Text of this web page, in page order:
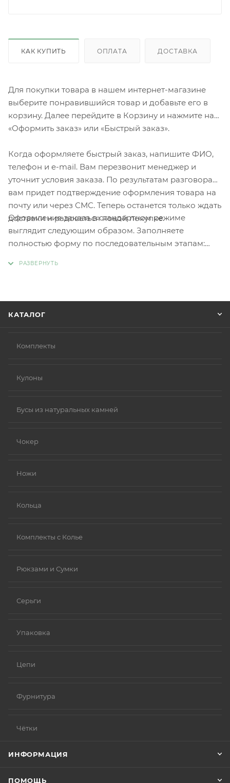
КАК КУПИТЬ ОПЛАТА ДОСТАВКА
Для покупки товара в нашем интернет-магазине
выберите понравившийся товар и добавьте его в
корзину. Далее перейдите в Корзину и нажмите на
«Оформить заказ» или «Быстрый заказ».
Когда оформляете быстрый заказ, напишите ФИО,
телефон и e-mail. Вам перезвонит менеджер и
уточнит условия заказа. По результатам разговора
вам придет подтверждение оформления товара на
почту или через СМС. Теперь останется только ждать
доставки и радоваться новой покупке.
Оформление заказа в стандартном режиме
выглядит следующим образом. Заполняете
полностью форму по последовательным этапам:
КАТАЛОГ
Комплекты
Кулоны
Бусы из натуральных камней
Чокер
Ножи
Кольца
Комплекты с Колье
Рюкзами и Сумки
Серьги
Упаковка
Цепи
Фурнитура
Чётки
ИНФОРМАЦИЯ
ПОМОЩЬ